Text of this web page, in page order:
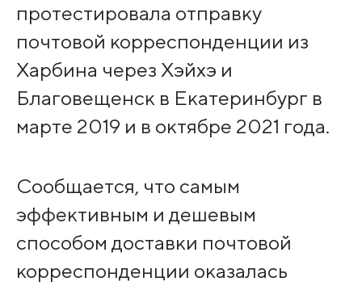
протестировала отправку
почтовой корреспонденции из
Харбина через Хэйхэ и
Благовещенск в Екатеринбург в
марте 2019 и в октябре 2021 года.
Сообщается, что самым
эффективным и дешевым
способом доставки почтовой
корреспонденции оказалась